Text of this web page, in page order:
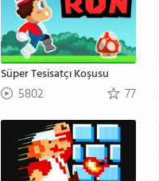
Süper Tesisatçı Koşusu
5802 77